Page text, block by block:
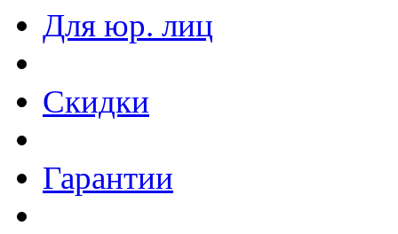
Для юр. лиц
Скидки
Гарантии